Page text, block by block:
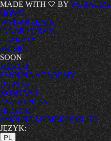
MADE WITH 🤍 BY WEBALIZE
HOME
WYDARZENIA
INNER FORMS
PLAKATY
MUSIC
SOON
MERCH
SMOLNA ACADEMY
DJ PASS
KONTAKT
AWARENESS
HIDEOUT
SMOLNA MEMBERS CLUB
JĘZYK:
PL